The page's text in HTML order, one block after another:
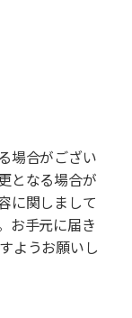
場合がござい
となる場合が
に関しまして
お手元に届き
ようお願いし